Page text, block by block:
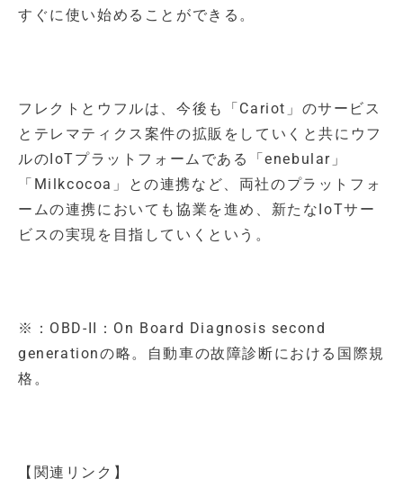
すぐに使い始めることができる。
フレクトとウフルは、今後も「Cariot」のサービス
とテレマティクス案件の拡販をしていくと共にウフ
ルのIoTプラットフォームである「enebular」
「Milkcocoa」との連携など、両社のプラットフォ
ームの連携においても協業を進め、新たなIoTサー
ビスの実現を目指していくという。
※：OBD-II：On Board Diagnosis second
generationの略。自動車の故障診断における国際規
格。
【関連リンク】